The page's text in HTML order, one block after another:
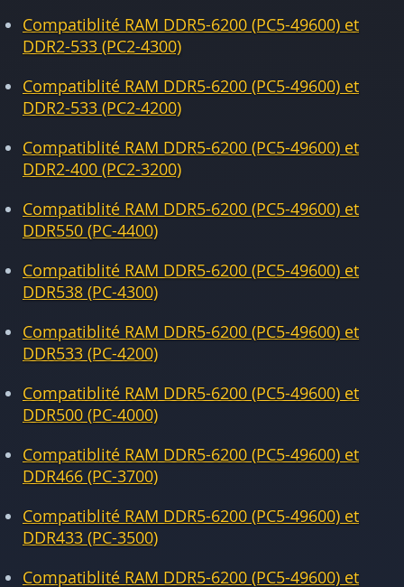
Compatiblité RAM DDR5-6200 (PC5-49600) et
DDR2-533 (PC2-4300)
Compatiblité RAM DDR5-6200 (PC5-49600) et
DDR2-533 (PC2-4200)
Compatiblité RAM DDR5-6200 (PC5-49600) et
DDR2-400 (PC2-3200)
Compatiblité RAM DDR5-6200 (PC5-49600) et
DDR550 (PC-4400)
Compatiblité RAM DDR5-6200 (PC5-49600) et
DDR538 (PC-4300)
Compatiblité RAM DDR5-6200 (PC5-49600) et
DDR533 (PC-4200)
Compatiblité RAM DDR5-6200 (PC5-49600) et
DDR500 (PC-4000)
Compatiblité RAM DDR5-6200 (PC5-49600) et
DDR466 (PC-3700)
Compatiblité RAM DDR5-6200 (PC5-49600) et
DDR433 (PC-3500)
Compatiblité RAM DDR5-6200 (PC5-49600) et